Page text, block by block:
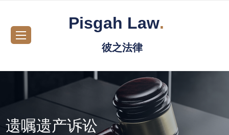
Pisgah Law.
彼之法律
遗嘱遗产诉讼